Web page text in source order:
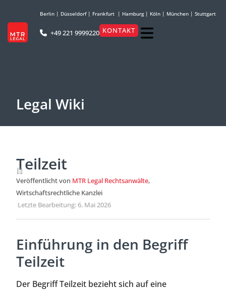
Berlin | Düsseldorf| Frankfurt | Hamburg| Köln | München | Stuttgart
+49 221 9999220 KONTAKT
Legal Wiki
Teilzeit
Veröffentlicht von MTR Legal Rechtsanwälte,
Wirtschaftsrechtliche Kanzlei
·Letzte Bearbeitung: 6. Mai 2026
Einführung in den Begriff
Teilzeit
Der Begriff Teilzeit bezieht sich auf eine